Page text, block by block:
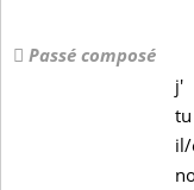
Passé composé
j'
tu